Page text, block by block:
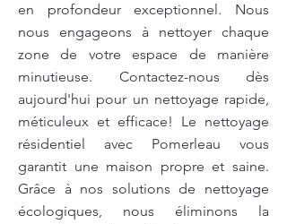
en profondeur exceptionnel. Nous
nous engageons à nettoyer chaque
zone de votre espace de manière
minutieuse. Contactez-nous dès
aujourd'hui pour un nettoyage rapide,
méticuleux et efficace! Le nettoyage
résidentiel avec Pomerleau vous
garantit une maison propre et saine.
Grâce à nos solutions de nettoyage
écologiques, nous éliminons la